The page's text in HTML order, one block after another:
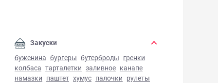
с помидорами черри - фото готового блюда
Закуски
буженина бургеры бутерброды гренки
колбаса тарталетки заливное канапе
намазки паштет хумус палочки рулеты